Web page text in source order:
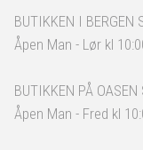
BUTIKKEN I BERGEN
Åpen Man - Lør kl
BUTIKKEN PÅ OASEN
Åpen Man - Fred kl